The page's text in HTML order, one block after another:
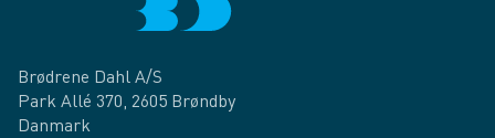
Brødrene Dahl A/S
Park Allé 370, 2605 Brøndby
Danmark